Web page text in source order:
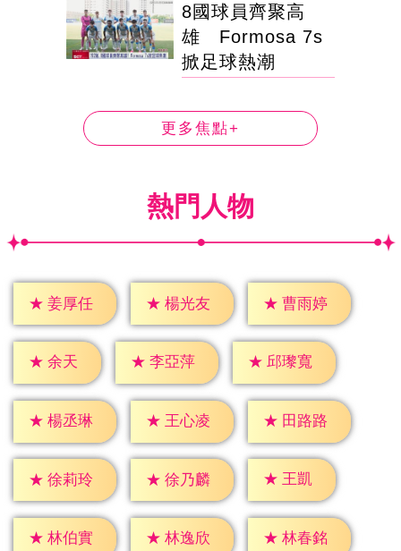
8國球員齊聚高
雄 Formosa 7s
掀足球熱潮
更多焦點+
熱門人物
★ 姜厚任 ★ 楊光友 ★ 曹雨婷
★ 余天 ★ 李亞萍 ★ 邱瓈寬
★ 楊丞琳 ★ 王心凌 ★ 田路路
★ 徐莉玲 ★ 徐乃麟 ★ 王凱
★ 林伯實 ★ 林逸欣 ★ 林春銘